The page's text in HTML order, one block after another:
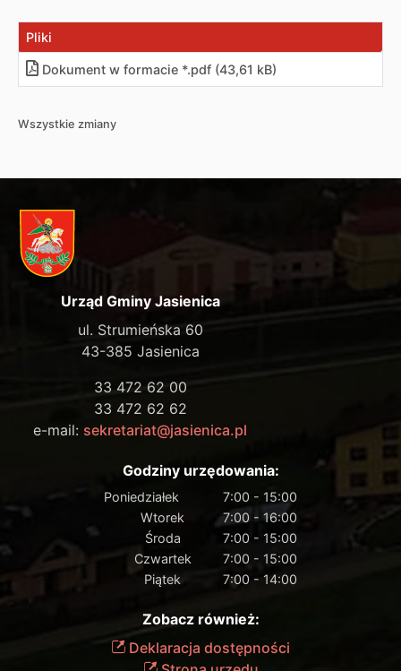
Pliki
Dokument w formacie *.pdf (43,61 kB)
Wszystkie zmiany
Urząd Gminy Jasienica
ul. Strumieńska 60
43-385 Jasienica
33 472 62 00
33 472 62 62
e-mail: sekretariat@jasienica.pl
Godziny urzędowania:
Poniedziałek
7:00 - 15:00
Wtorek
7:00 - 16:00
Środa
7:00 - 15:00
Czwartek
7:00 - 15:00
Piątek
7:00 - 14:00
Zobacz również:
Deklaracja dostępności